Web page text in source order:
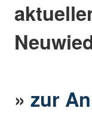
»zur